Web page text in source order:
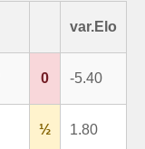
var.Elo
0 -5.40
½ 1.80